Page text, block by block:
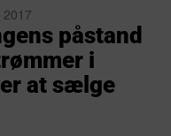
påstand
i
at sælge